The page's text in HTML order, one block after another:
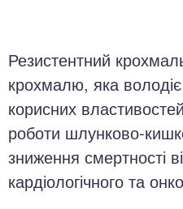
Резистентний
крохмалю, яка
корисних
роботи шлунково-
зниження смертності
кардіологічного та